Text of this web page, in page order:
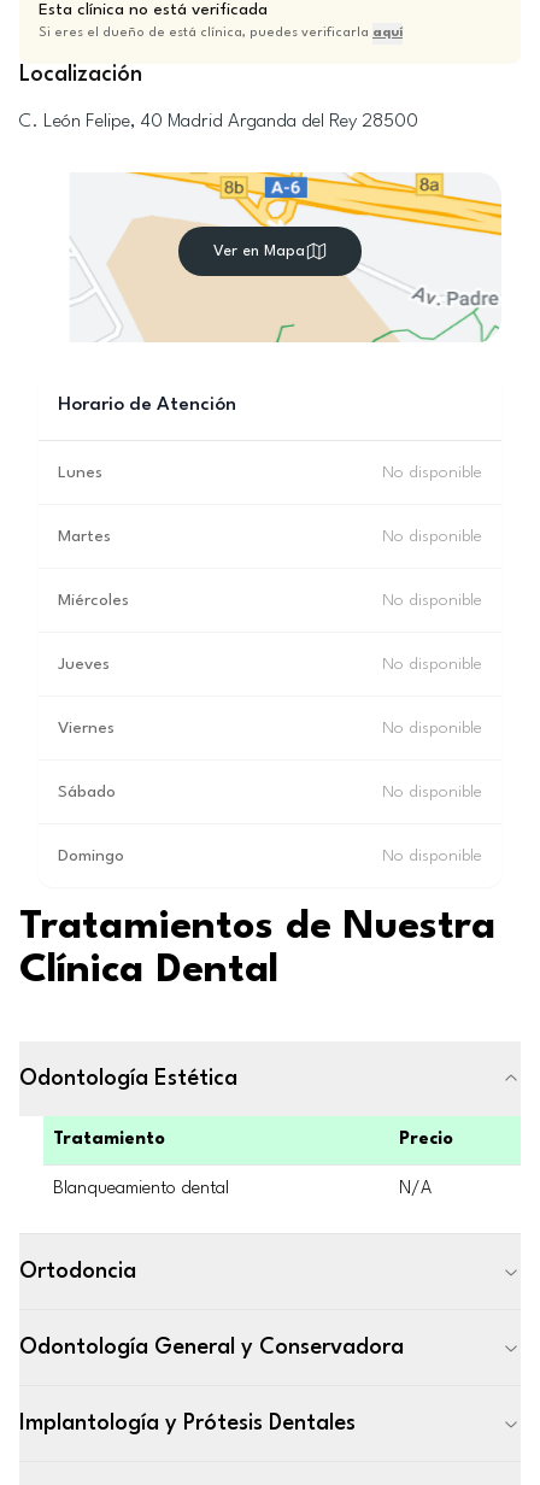
Esta clínica no está verificada
Si eres el dueño de está clínica, puedes verificarla aquí
Localización
C. León Felipe, 40 Madrid Arganda del Rey 28500
Ver en Mapa
Horario de Atención
Lunes No disponible
Martes No disponible
Miércoles No disponible
Jueves No disponible
Viernes No disponible
Sábado No disponible
Domingo No disponible
Tratamientos de Nuestra
Clínica Dental
Odontología Estética
Tratamiento Precio
Blanqueamiento dental N/A
Ortodoncia
Odontología General y Conservadora
Implantología y Prótesis Dentales